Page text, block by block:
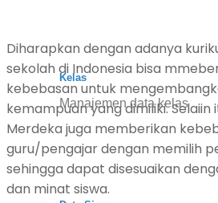
Kelas
Manajemen data kelas
Diharapkan dengan adanya
sekolah di Indonesia bisa
kebebasan untuk
kemampuan yang dimiliki. Selaiin
Merdeka juga memberikan
guru/pengajar dengan memilih
sehingga dapat disesuaikan
dan minat siswa.